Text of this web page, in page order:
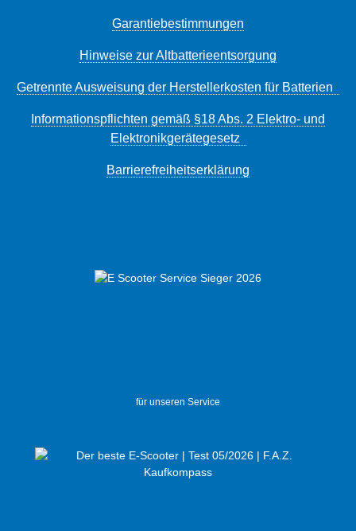
Garantiebestimmungen
Hinweise zur Altbatterieentsorgung
Getrennte Ausweisung der Herstellerkosten für Batterien
Informationspflichten gemäß §18 Abs. 2 Elektro- und
Elektronikgerätegesetz
Barrierefreiheitserklärung
für unseren Service